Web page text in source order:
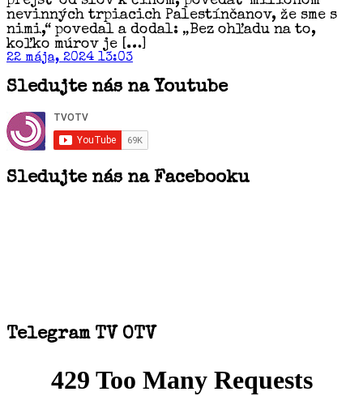
nevinných trpiacich Palestínčanov, že sme s
nimi,“ povedal a dodal: „Bez ohľadu na to,
koľko múrov je […]
22 mája, 2024 13:03
Sledujte nás na Youtube
Sledujte nás na Facebooku
Telegram TV OTV